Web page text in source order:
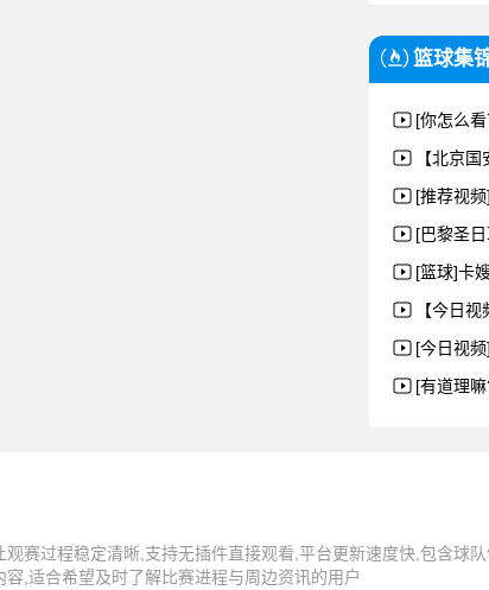
篮球集
[你怎么看？]
【北京国安
[推荐视
[巴黎圣日耳曼]
[篮球]卡
【今日视频
[今日视频]光
[有道理嘛
赛过程稳定清晰,支持无插件直接观看,平台更新速度快,包含球
,适合希望及时了解比赛进程与周边资讯的用户